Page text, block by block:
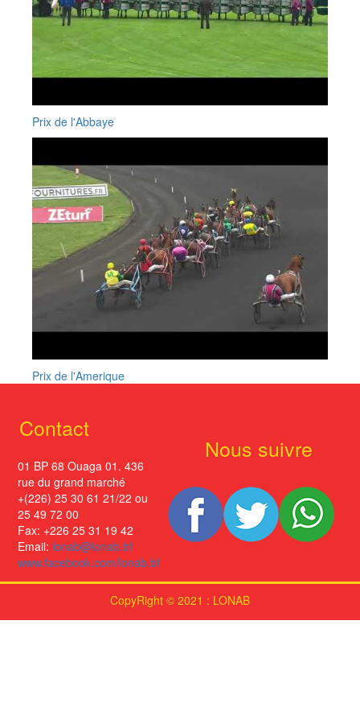
Prix de l'Abbaye
Prix de l'Amerique
Contact
01 BP 68 Ouaga 01. 436
rue du grand marché
+(226) 25 30 61 21/22 ou
25 49 72 00
Fax: +226 25 31 19 42
Email: lonab@lonab.bf
www.facebook.com/lonab.bf
Nous suivre
CopyRight © 2021 : LONAB